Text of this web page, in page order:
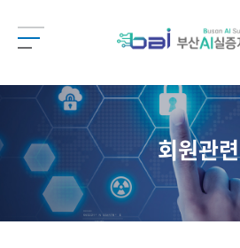
회원관련